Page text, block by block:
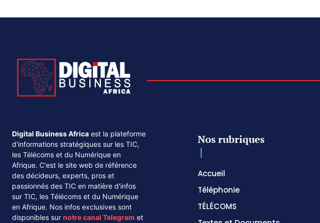
Digital Business Africa est la plateforme
d'informations stratégiques sur les TIC,
les Télécoms et du Numérique en
Afrique. C'est le site web de référence
des décideurs, experts, pros et
passionnés des TIC en matière d'infos
sur TIC, les Télécoms et du Numérique
en Afrique. Nos infos exclusives sont
disponibles sur notre canal Telegram et
Nos rubriques
Accueil
Téléphonie
TÉLÉCOMS